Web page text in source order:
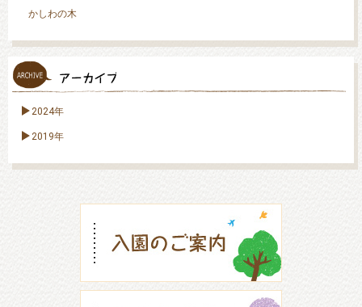
かしわの木
2024年
2019年